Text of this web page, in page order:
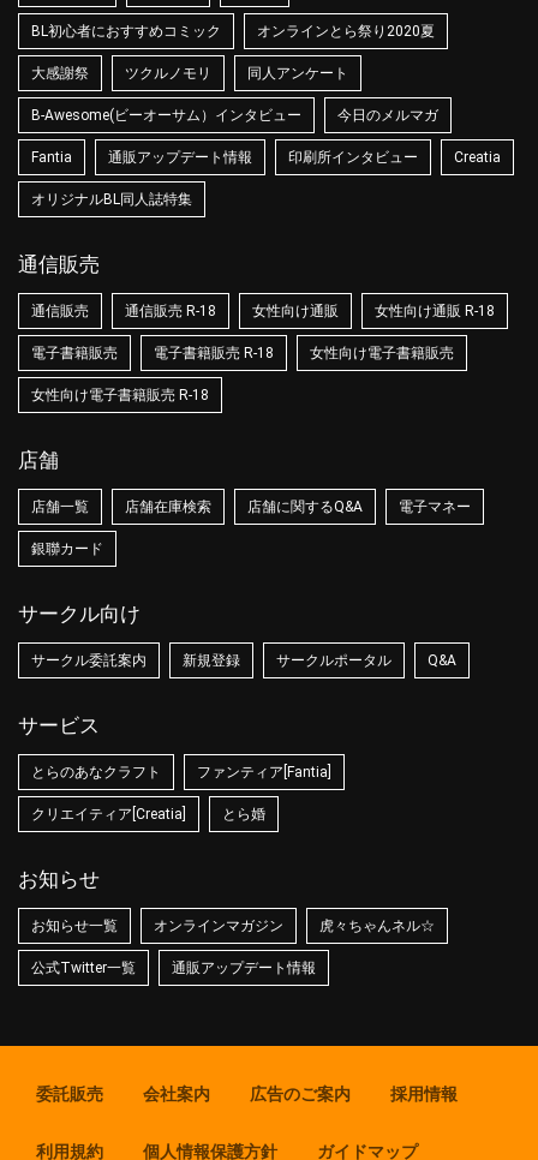
BL初心者におすすめコミック オンラインとら祭り2020夏
大感謝祭 ツクルノモリ 同人アンケート
B-Awesome(ビーオーサム）インタビュー 今日のメルマガ
Fantia 通販アップデート情報 印刷所インタビュー Creatia
オリジナルBL同人誌特集
通信販売
通信販売 通信販売 R-18 女性向け通販 女性向け通販 R-18
電子書籍販売 電子書籍販売 R-18 女性向け電子書籍販売
女性向け電子書籍販売 R-18
店舗
店舗一覧 店舗在庫検索 店舗に関するQ&A 電子マネー
銀聯カード
サークル向け
サークル委託案内 新規登録 サークルポータル Q&A
サービス
とらのあなクラフト ファンティア[Fantia]
クリエイティア[Creatia] とら婚
お知らせ
お知らせ一覧 オンラインマガジン 虎々ちゃんネル☆
公式Twitter一覧 通販アップデート情報
委託販売 会社案内 広告のご案内 採用情報
利用規約 個人情報保護方針 ガイドマップ